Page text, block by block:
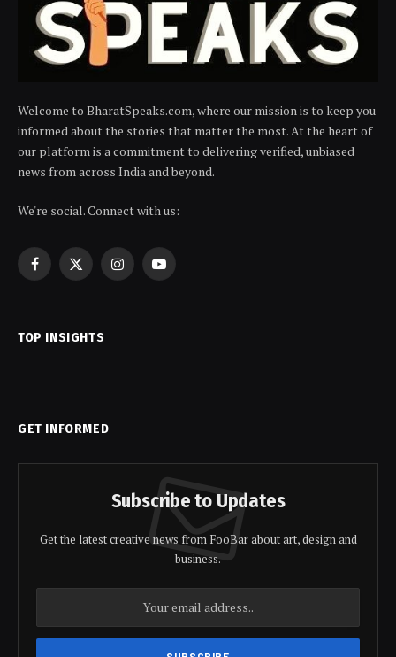
Welcome to BharatSpeaks.com, where our mission is to keep you
informed about the stories that matter the most. At the heart of
our platform is a commitment to delivering verified, unbiased
news from across India and beyond.
We're social. Connect with us:
Facebook
X
InstagramYouTube
TOP INSIGHTS
GET INFORMED
Subscribe to Updates
Get the latest creative news from FooBar about art, design and
business.